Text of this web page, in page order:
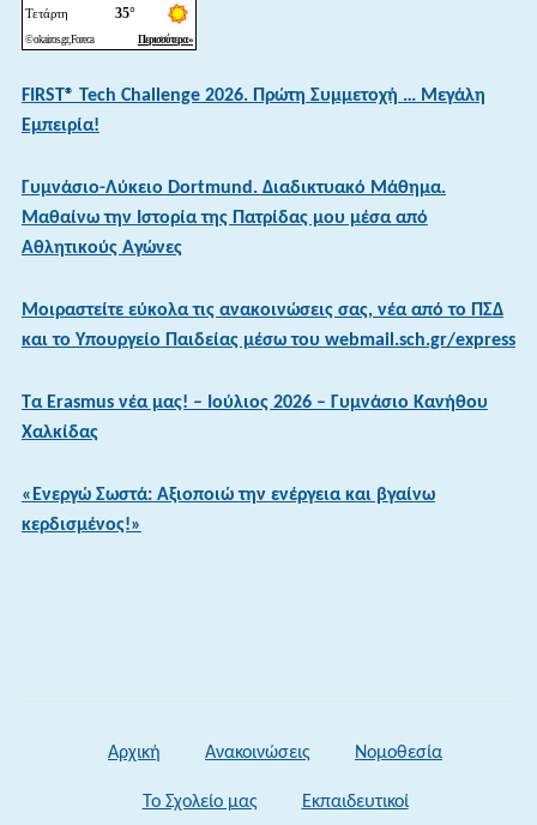
FIRST® Tech Challenge 2026. Πρώτη Συμμετοχή … Μεγάλη
Εμπειρία!
Γυμνάσιο-Λύκειο Dortmund. Διαδικτυακό Μάθημα.
Μαθαίνω την Ιστορία της Πατρίδας μου μέσα από
Αθλητικούς Αγώνες
Μοιραστείτε εύκολα τις ανακοινώσεις σας, νέα από το ΠΣΔ
και το Υπουργείο Παιδείας μέσω του webmail.sch.gr/express
Τα Erasmus νέα μας! – Ιούλιος 2026 – Γυμνάσιο Κανήθου
Χαλκίδας
«Ενεργώ Σωστά: Αξιοποιώ την ενέργεια και βγαίνω
κερδισμένος!»
Αρχική Ανακοινώσεις Νομοθεσία
Το Σχολείο μας Εκπαιδευτικοί